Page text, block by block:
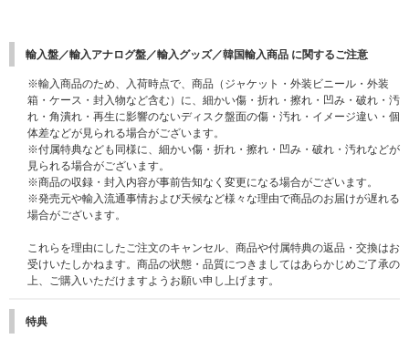
輸入盤／輸入アナログ盤／輸入グッズ／韓国輸入商品 に関するご注意
※輸入商品のため、入荷時点で、商品（ジャケット・外装ビニール・外装
箱・ケース・封入物など含む）に、細かい傷・折れ・擦れ・凹み・破れ・汚
れ・角潰れ・再生に影響のないディスク盤面の傷・汚れ・イメージ違い・個
体差などが見られる場合がございます。
※付属特典なども同様に、細かい傷・折れ・擦れ・凹み・破れ・汚れなどが
見られる場合がございます。
※商品の収録・封入内容が事前告知なく変更になる場合がございます。
※発売元や輸入流通事情および天候など様々な理由で商品のお届けが遅れる
場合がございます。
これらを理由にしたご注文のキャンセル、商品や付属特典の返品・交換はお
受けいたしかねます。商品の状態・品質につきましてはあらかじめご了承の
上、ご購入いただけますようお願い申し上げます。
特典